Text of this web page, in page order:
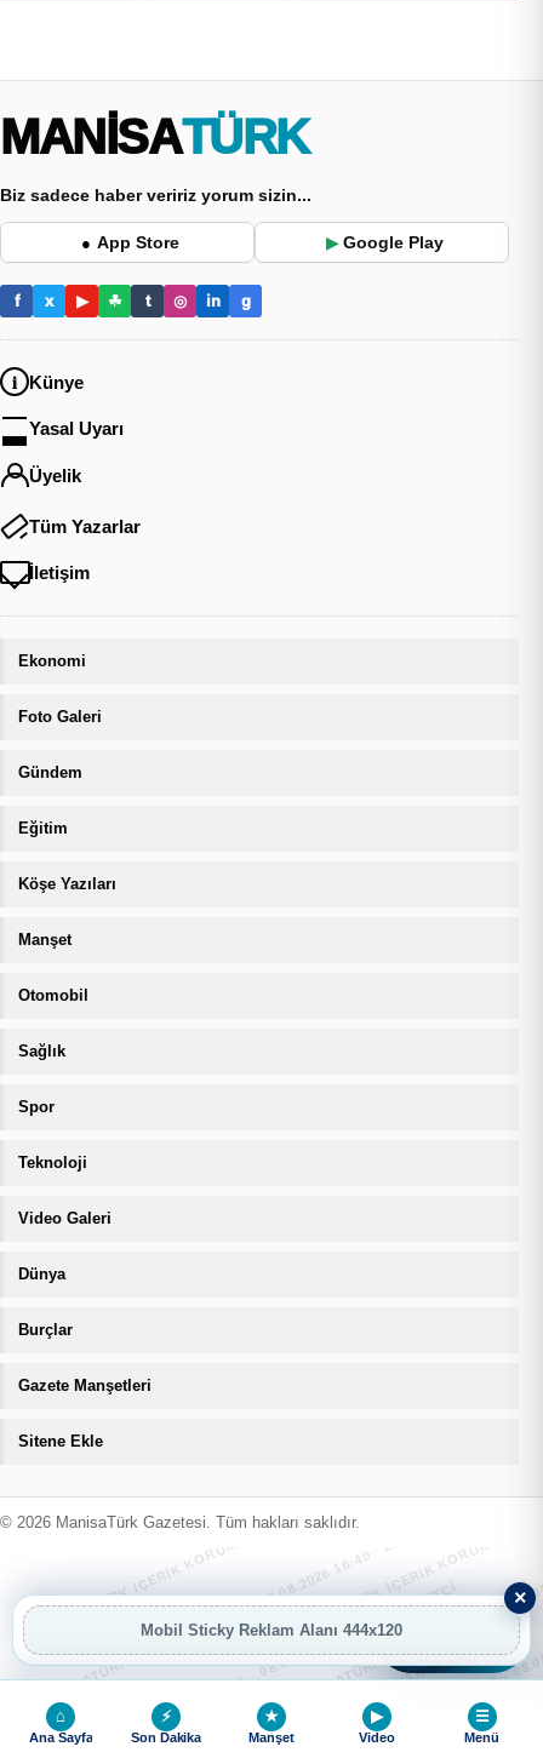
MANİSA TÜRK
Biz sadece haber veririz yorum sizin...
● App Store ▶ Google Play
f x ▶ ☘ t ◎ in g
Künye
Yasal Uyarı
Üyelik
Tüm Yazarlar
İletişim
Ekonomi
Foto Galeri
Gündem
Eğitim
Köşe Yazıları
Manşet
Otomobil
Sağlık
Spor
Teknoloji
Video Galeri
Dünya
Burçlar
Gazete Manşetleri
Sitene Ekle
© 2026 ManisaTürk Gazetesi. Tüm hakları saklıdır.
×
Mobil Sticky Reklam Alanı 444x120
⌂
Ana Sayfa
⚡
Son Dakika
★
Manşet
▶
Video
☰
Menü
MANİSATÜRK İÇERİK KORUMA · 08.08.2026 16:40 · ZIYARETÇI
MANİSATÜRK İÇERİK KORUMA
MANİSATÜRK İÇERİK KORUMA · 08.08.2026 16:40 · ZIYARETÇI
MANİSATÜRK İÇERİK KORUMA
MANİSATÜRK İÇERİK KORUMA · 08.08.2026 16:40 · ZIYARETÇI
MANİSATÜRK İÇERİK KORUMA